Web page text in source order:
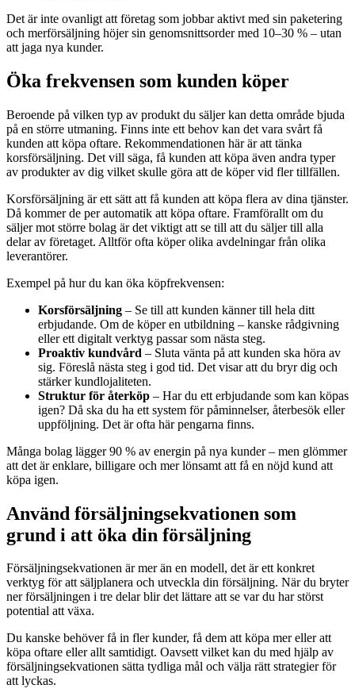
Det är inte ovanligt att företag som jobbar aktivt med sin paketering
och merförsäljning höjer sin genomsnittsorder med 10–30 % – utan
att jaga nya kunder.
Öka frekvensen som kunden köper
Beroende på vilken typ av produkt du säljer kan detta område bjuda
på en större utmaning. Finns inte ett behov kan det vara svårt få
kunden att köpa oftare. Rekommendationen här är att tänka
korsförsäljning. Det vill säga, få kunden att köpa även andra typer
av produkter av dig vilket skulle göra att de köper vid fler tillfällen.
Korsförsäljning är ett sätt att få kunden att köpa flera av dina tjänster.
Då kommer de per automatik att köpa oftare. Framförallt om du
säljer mot större bolag är det viktigt att se till att du säljer till alla
delar av företaget. Alltför ofta köper olika avdelningar från olika
leverantörer.
Exempel på hur du kan öka köpfrekvensen:
Korsförsäljning – Se till att kunden känner till hela ditt
erbjudande. Om de köper en utbildning – kanske rådgivning
eller ett digitalt verktyg passar som nästa steg.
Proaktiv kundvård – Sluta vänta på att kunden ska höra av
sig. Föreslå nästa steg i god tid. Det visar att du bryr dig och
stärker kundlojaliteten.
Struktur för återköp – Har du ett erbjudande som kan köpas
igen? Då ska du ha ett system för påminnelser, återbesök eller
uppföljning. Det är ofta här pengarna finns.
Många bolag lägger 90 % av energin på nya kunder – men glömmer
att det är enklare, billigare och mer lönsamt att få en nöjd kund att
köpa igen.
Använd försäljningsekvationen som
grund i att öka din försäljning
Försäljningsekvationen är mer än en modell, det är ett konkret
verktyg för att säljplanera och utveckla din försäljning. När du bryter
ner försäljningen i tre delar blir det lättare att se var du har störst
potential att växa.
Du kanske behöver få in fler kunder, få dem att köpa mer eller att
köpa oftare eller allt samtidigt. Oavsett vilket kan du med hjälp av
försäljningsekvationen sätta tydliga mål och välja rätt strategier för
att lyckas.